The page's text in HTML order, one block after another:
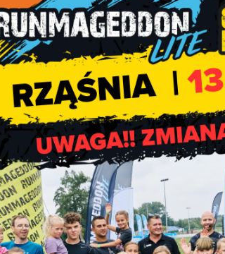
terminie 7 dni od dnia zamieszczenia